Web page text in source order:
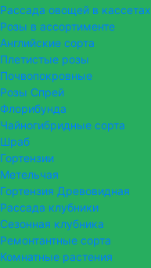
Рассада овощей в кассетах
Розы в ассортименте
Английские сорта
Плетистые розы
Почвопокровные
Розы Спрей
Флорибунда
Чайногибридные сорта
Шраб
Гортензии
Метельчая
Гортензия Древовидная
Рассада клубники
Сезонная клубника
Ремонтантные сорта
Комнатные растения